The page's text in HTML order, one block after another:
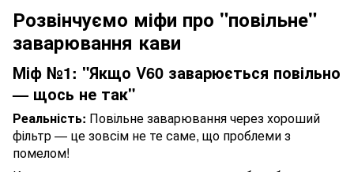
Розвінчуємо міфи про "повільне"
заварювання кави
Міф №1: "Якщо V60 заварюється повільно
— щось не так"
Реальність: Повільне заварювання через хороший
фільтр — це зовсім не те саме, що проблеми з
помелом!